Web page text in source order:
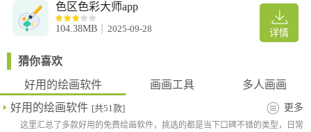
详情
色区色彩大师app
104.38MB 2025-09-28
猜你喜欢
好用的绘画软件
画画工具
多人画画
好用的绘画软件 [共51款] 更多
这里汇总了多款好用的免费绘画软件，挑选的都是当下口碑不错的类型，日常